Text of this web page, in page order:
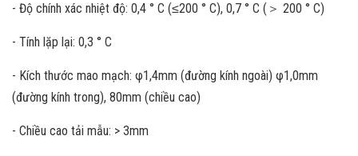
- Độ chính xác nhiệt độ: 0,4 ° C (≤200 ° C), 0,7 ° C (＞ 200 ° C)
- Tính lặp lại: 0,3 ° C
- Kích thước mao mạch: φ1,4mm (đường kính ngoài) φ1,0mm
(đường kính trong), 80mm (chiều cao)
- Chiều cao tải mẫu: > 3mm